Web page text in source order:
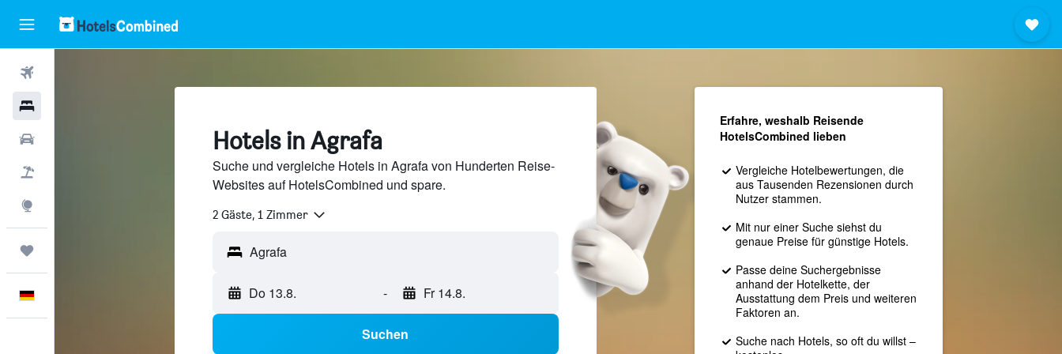
Hotels in Agrafa
Suche und vergleiche Hotels in Agrafa von Hunderten Reise-
Websites auf HotelsCombined und spare.
2 Gäste, 1 Zimmer
Do 13.8. - Fr 14.8.
Suchen
Erfahre, weshalb Reisende
HotelsCombined lieben
Vergleiche Hotelbewertungen, die
aus Tausenden Rezensionen durch
Nutzer stammen.
Mit nur einer Suche siehst du
genaue Preise für günstige Hotels.
Passe deine Suchergebnisse
anhand der Hotelkette, der
Ausstattung dem Preis und weiteren
Faktoren an.
Suche nach Hotels, so oft du willst –